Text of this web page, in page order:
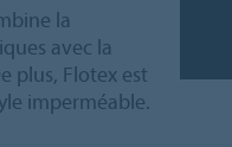
la
avec la
plus, Flotex est
imperméable.